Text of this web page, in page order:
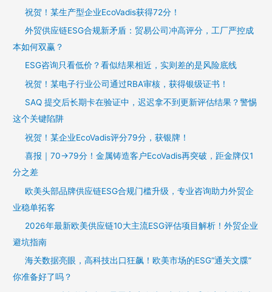
祝贺！某生产型企业EcoVadis获得72分！
外贸供应链ESG合规新矛盾：贸易公司冲高评分，工厂严控成
本如何双赢？
ESG咨询只看低价？看似结果相近，实则差的是风险底线
祝贺！某电子行业公司通过RBA审核，获得银级证书！
SAQ 提交后长期卡在验证中，迟迟拿不到更新评估结果？警惕
这个关键陷阱
祝贺！某企业EcoVadis评分79分，获银牌！
喜报｜70→79分！金属铸造客户EcoVadis再突破，距金牌仅1
分之差
欧美头部品牌供应链ESG合规门槛升级，专业咨询助力外贸企
业稳单拓客
2026年最新欧美供应链10大主流ESG评估项目解析！外贸企业
避坑指南
海关数据亮眼，高科技出口狂飙！欧美市场的ESG“通关文牒”
你准备好了吗？